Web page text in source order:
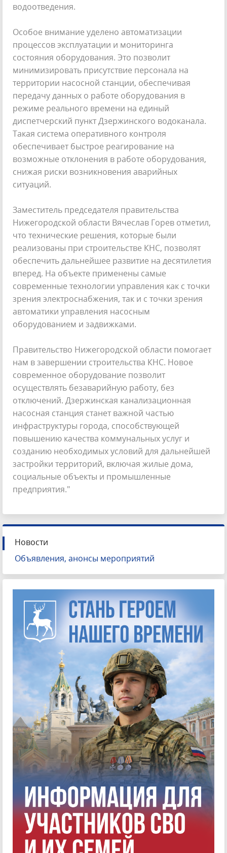
водоотведения.
Особое внимание уделено автоматизации
процессов эксплуатации и мониторинга
состояния оборудования. Это позволит
минимизировать присутствие персонала на
территории насосной станции, обеспечивая
передачу данных о работе оборудования в
режиме реального времени на единый
диспетчерский пункт Дзержинского водоканала.
Такая система оперативного контроля
обеспечивает быстрое реагирование на
возможные отклонения в работе оборудования,
снижая риски возникновения аварийных
ситуаций.
Заместитель председателя правительства
Нижегородской области Вячеслав Горев отметил,
что технические решения, которые были
реализованы при строительстве КНС, позволят
обеспечить дальнейшее развитие на десятилетия
вперед. На объекте применены самые
современные технологии управления как с точки
зрения электроснабжения, так и с точки зрения
автоматики управления насосным
оборудованием и задвижками.
Правительство Нижегородской области помогает
нам в завершении строительства КНС. Новое
современное оборудование позволит
осуществлять безаварийную работу, без
отключений. Дзержинская канализационная
насосная станция станет важной частью
инфраструктуры города, способствующей
повышению качества коммунальных услуг и
созданию необходимых условий для дальнейшей
застройки территорий, включая жилые дома,
социальные объекты и промышленные
предприятия."
Новости
Объявления, анонсы мероприятий